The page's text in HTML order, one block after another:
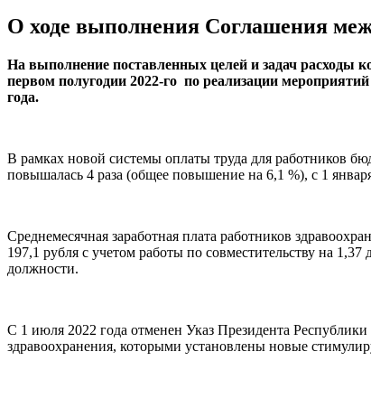
О ходе выполнения Соглашения
На выполнение поставленных целей и задач расходы
первом полугодии 2022-го по реализации
года.
В рамках новой системы оплаты труда для работников
повышалась 4 раза (общее повышение на 6,1 %), с 1
Среднемесячная заработная плата работников
197,1 рубля с учетом работы по совместительству на
должности.
С 1 июля 2022 года отменен Указ Президента
здравоохранения, которыми установлены новые